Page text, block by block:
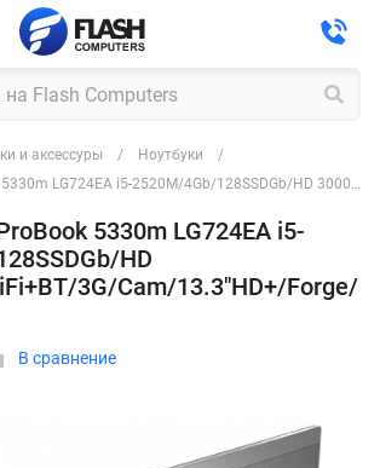
и аксессуры
Ноутбуки
Ноутбук HP ProBook 5330m LG724EA i5-2520M/4Gb/128SSDGb/HD 3000/DVD/WiFi+BT/3G/Cam/13.3"HD+/Forge/W7 Pro
5330m LG724EA i5-
HD
3G/Cam/13.3"HD+/Forge/
В сравнение